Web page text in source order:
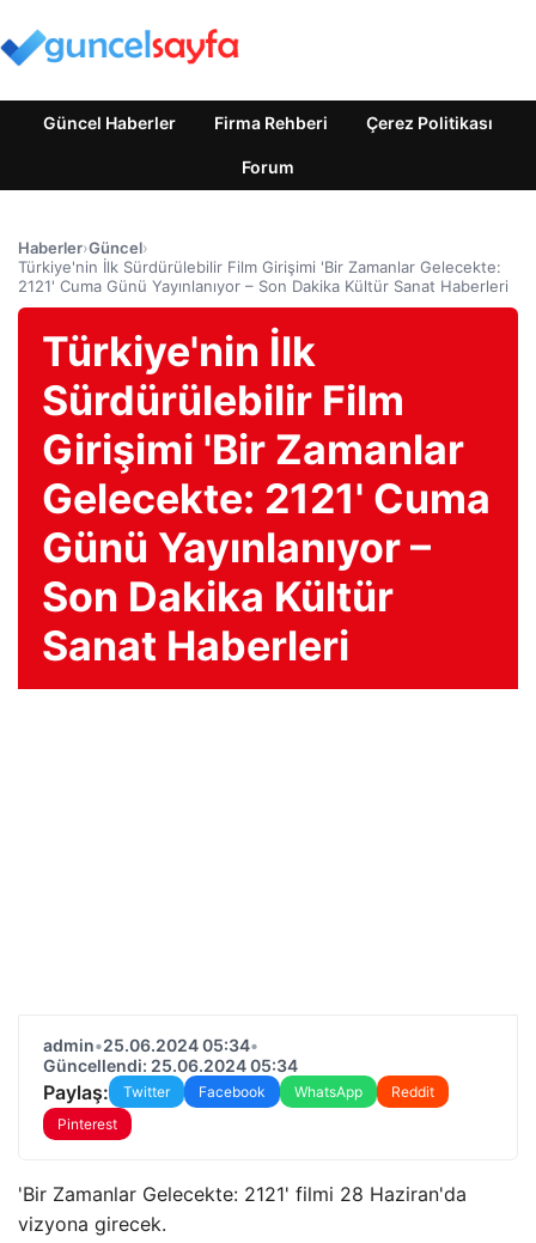
Güncel Haberler Firma Rehberi Çerez Politikası
Forum
Haberler›Güncel›
Türkiye'nin İlk Sürdürülebilir Film Girişimi 'Bir Zamanlar Gelecekte:
2121' Cuma Günü Yayınlanıyor – Son Dakika Kültür Sanat Haberleri
Türkiye'nin İlk
Sürdürülebilir Film
Girişimi 'Bir Zamanlar
Gelecekte: 2121' Cuma
Günü Yayınlanıyor –
Son Dakika Kültür
Sanat Haberleri
admin•25.06.2024 05:34•
Güncellendi: 25.06.2024 05:34
Paylaş: Twitter Facebook WhatsApp
Reddit
Pinterest
'Bir Zamanlar Gelecekte: 2121' filmi 28 Haziran'da
vizyona girecek.